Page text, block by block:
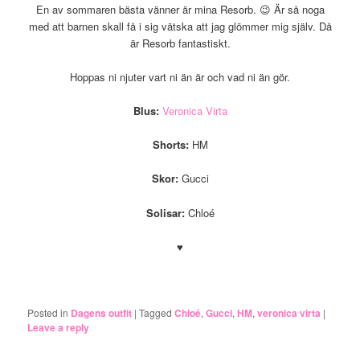
En av sommaren bästa vänner är mina Resorb. 😉 Är så noga
med att barnen skall få i sig vätska att jag glömmer mig själv. Då
är Resorb fantastiskt.
Hoppas ni njuter vart ni än är och vad ni än gör.
Blus: Veronica Virta
Shorts:HM
Skor:Gucci
Solisar:Chloé
♥
Posted in Dagens outfit |Tagged Chloé,Gucci,HM,veronica virta |
Leave a reply